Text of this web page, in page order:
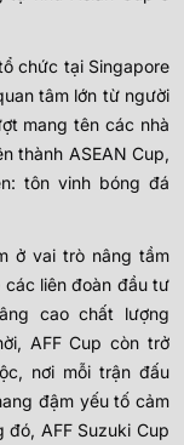
chức tại Singapore
tâm lớn từ người
mang tên các nhà
thành ASEAN Cup,
tôn vinh bóng đá
ở vai trò nâng tầm
liên đoàn đầu tư
cao chất lượng
AFF Cup còn trở
nơi mỗi trận đấu
đậm yếu tố cảm
đó, AFF Suzuki Cup